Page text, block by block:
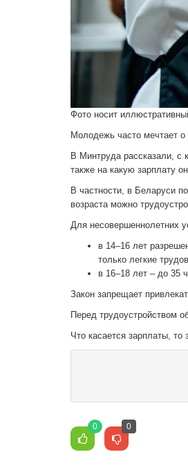
Фото носит
Молодежь часто мечтает о
В Минтруда рассказали, с
также на какую зарплату
В частности, в Беларуси
возраста можно
Для несовершеннолетних
в 14–16 лет
только легкие
в 16–18 лет – до 35
Закон запрещает
Перед трудоустройством
Что касается зарплаты,
0 0